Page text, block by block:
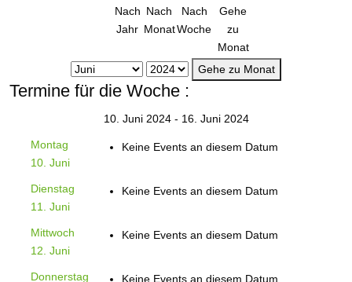
Nach
Jahr
Nach
Monat
Nach
Woche
Gehe
zu
Monat
Gehe zu Monat
Termine für die Woche :
10. Juni 2024 - 16. Juni 2024
Montag
10. Juni
Keine Events an diesem Datum
Dienstag
11. Juni
Keine Events an diesem Datum
Mittwoch
12. Juni
Keine Events an diesem Datum
Donnerstag
Keine Events an diesem Datum